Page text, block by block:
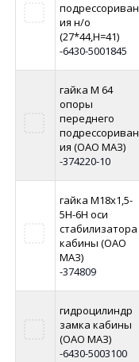
подрессориван
ия н/о
(27*44,Н=41)
-6430-5001845
гайка М 64
опоры
переднего
подрессориван
ия (ОАО МАЗ)
-374220-10
гайка М18х1,5-
5Н-6Н оси
стабилизатора
кабины (ОАО
МАЗ)
-374809
гидроцилиндр
замка кабины
(ОАО МАЗ)
-6430-5003100